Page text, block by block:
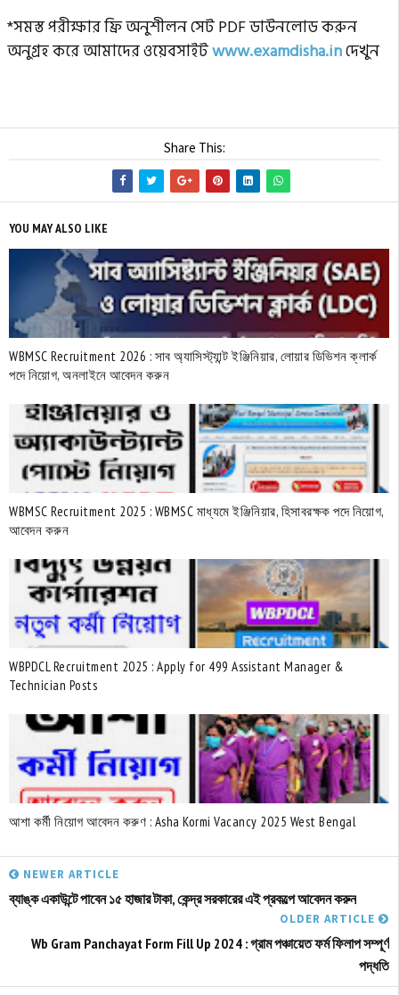
*সমস্ত পরীক্ষার ফ্রি অনুশীলন সেট PDF ডাউনলোড করুন
অনুগ্রহ করে আমাদের ওয়েবসাইটwww.examdisha.inদেখুন
Share This:
YOU MAY ALSO LIKE
WBMSC Recruitment 2026 : সাব অ্যাসিস্ট্যান্ট ইঞ্জিনিয়ার, লোয়ার ডিভিশন ক্লার্ক
পদে নিয়োগ, অনলাইনে আবেদন করুন
WBMSC Recruitment 2025 : WBMSC মাধ্যমে ইঞ্জিনিয়ার, হিসাবরক্ষক পদে নিয়োগ,
আবেদন করুন
WBPDCL Recruitment 2025 : Apply for 499 Assistant Manager &
Technician Posts
আশা কর্মী নিয়োগ আবেদন করুণ : Asha Kormi Vacancy 2025 West Bengal
NEWER ARTICLE
ব্যাঙ্ক একাউন্টে পাবেন ১৫ হাজার টাকা, কেন্দ্র সরকারের এই প্রকল্পে আবেদন করুন
OLDER ARTICLE
Wb Gram Panchayat Form Fill Up 2024 : গ্রাম পঞ্চায়েত ফর্ম ফিলাপ সম্পূর্ণ
পদ্ধতি